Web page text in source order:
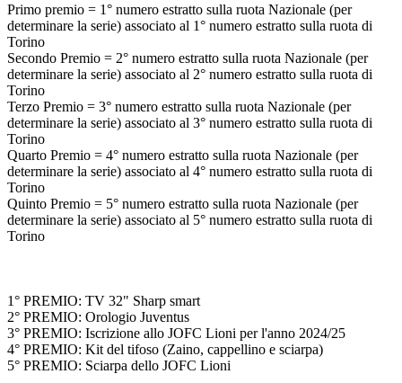
Primo premio = 1° numero estratto sulla ruota Nazionale (per
determinare la serie) associato al 1° numero estratto sulla ruota di
Torino
Secondo Premio = 2° numero estratto sulla ruota Nazionale (per
determinare la serie) associato al 2° numero estratto sulla ruota di
Torino
Terzo Premio = 3° numero estratto sulla ruota Nazionale (per
determinare la serie) associato al 3° numero estratto sulla ruota di
Torino
Quarto Premio = 4° numero estratto sulla ruota Nazionale (per
determinare la serie) associato al 4° numero estratto sulla ruota di
Torino
Quinto Premio = 5° numero estratto sulla ruota Nazionale (per
determinare la serie) associato al 5° numero estratto sulla ruota di
Torino
1° PREMIO: TV 32" Sharp smart
2° PREMIO: Orologio Juventus
3° PREMIO: Iscrizione allo JOFC Lioni per l'anno 2024/25
4° PREMIO: Kit del tifoso (Zaino, cappellino e sciarpa)
5° PREMIO: Sciarpa dello JOFC Lioni